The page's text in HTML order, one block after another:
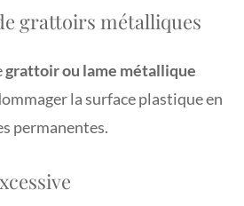
grattoirs métalliques
grattoir ou lame métallique
la surface plastique en
permanentes.